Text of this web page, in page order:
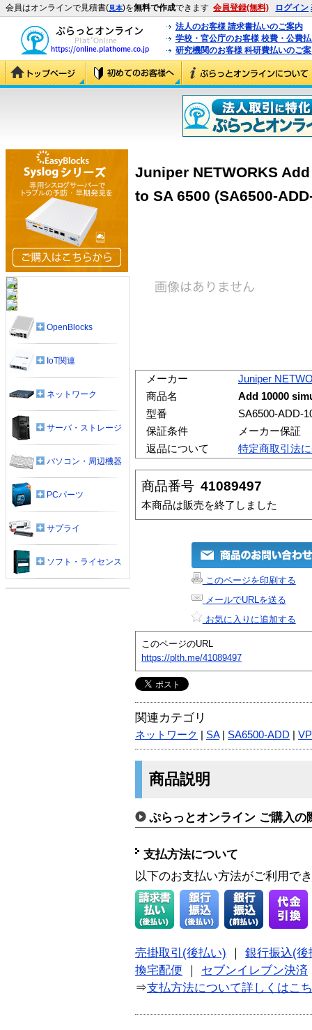
会員はオンラインで見積書(見本)を無料で作成できます 会員登録(無料) ログイン
法人のお客様 請求書払いのご案内
学校・官公庁のお客様 校費・公費
研究機関のお客様 科研費払いのご
Juniper NETWORKS
to SA 6500 (SA6500-
メーカー
Juniper
商品名
Add 10000
型番
SA6500-ADD-
保証条件
メーカー保証
返品について
特定商取引法
商品番号 41089497
本商品は販売を終了しました
このページを印刷する
メールでURLを送る
お気に入りに追加する
このページのURL
https://plth.me/41089497
関連カテゴリ
ネットワーク SA| SA6500-ADD
商品説明
ぷらっとオンライン ご購入の
支払方法について
以下のお支払い方法がご利用で
売掛取引(後払い)
銀行振込(後
換宅配便
セブンイレブン決済
⇒支払方法について詳しくはこ
OpenBlocks
IoT関連
ネットワーク
サーバ・ストレージ
パソコン・周辺機器
PCパーツ
サプライ
ソフト・ライセンス